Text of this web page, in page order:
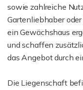
sowie zahlreiche
Gartenliebhaber
ein Gewächshaus
und schaffen
das Angebot durch
Die Liegenschaft